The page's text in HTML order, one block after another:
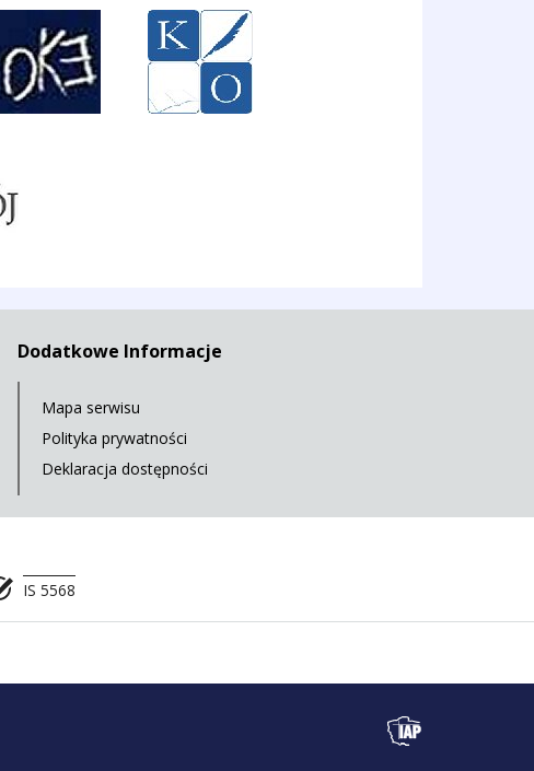
Okręgowa Komicja Egzaminacyjna w KrakowieKuratorium Oświaty w Krakowie
Dodatkowe Informacje
Mapa serwisu
Polityka prywatności
Deklaracja dostępności
IS 5568